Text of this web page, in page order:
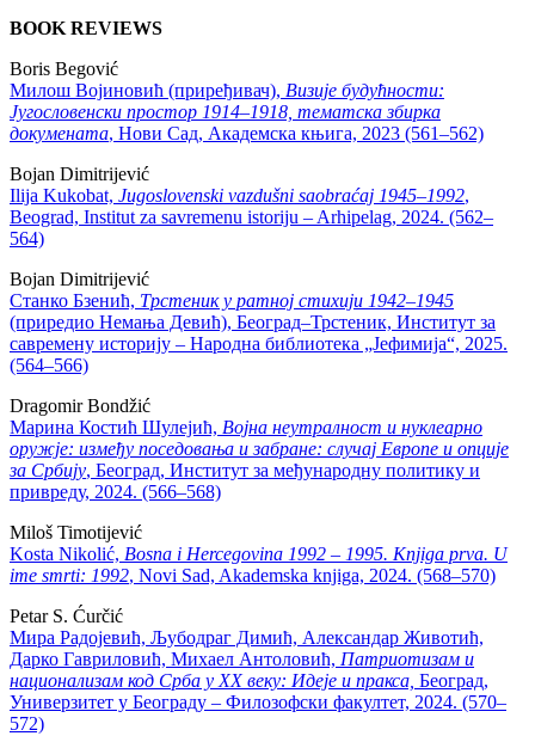
BOOK REVIEWS
Boris Begović
Милош Војиновић (приређивач), Визије будућности:
Југословенски простор 1914–1918, тематска збирка
докумената, Нови Сад, Академска књига, 2023 (561–562)
Bojan Dimitrijević
Ilija Kukobat, Jugoslovenski vazdušni saobraćaj 1945–1992,
Beograd, Institut za savremenu istoriju – Arhipelag, 2024. (562–
564)
Bojan Dimitrijević
Станко Бзенић, Трстеник у ратној стихији 1942–1945
(приредио Немања Девић), Београд–Трстеник, Институт за
савремену историју – Народна библиотека „Јефимија“, 2025.
(564–566)
Dragomir Bondžić
Марина Костић Шулејић, Војна неутралност и нуклеарно
оружје: између поседовања и забране: случај Европе и опције
за Србију, Београд, Институт за међународну политику и
привреду, 2024. (566–568)
Miloš Timotijević
Kosta Nikolić, Bosna i Hercegovina 1992 – 1995. Knjiga prva. U
ime smrti: 1992, Novi Sad, Akademska knjiga, 2024. (568–570)
Petar S. Ćurčić
Мира Радојевић, Љубодраг Димић, Александар Животић,
Дарко Гавриловић, Михаел Антоловић, Патриотизам и
национализам код Срба у ХХ веку: Идеје и пракса, Београд,
Универзитет у Београду – Филозофски факултет, 2024. (570–
572)